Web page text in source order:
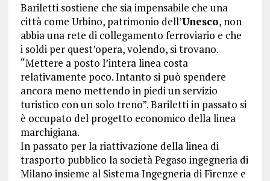
Bariletti sostiene che sia impensabile che una
città come Urbino, patrimonio dell’Unesco, non
abbia una rete di collegamento ferroviario e che
i soldi per quest’opera, volendo, si trovano.
“Mettere a posto l’intera linea costa
relativamente poco. Intanto si può spendere
ancora meno mettendo in piedi un servizio
turistico con un solo treno”. Bariletti in passato si
è occupato del progetto economico della linea
marchigiana.
In passato per la riattivazione della linea di
trasporto pubblico la società Pegaso ingegneria di
Milano insieme al Sistema Ingegneria di Firenze e